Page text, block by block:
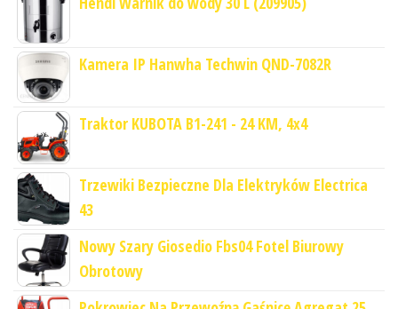
Kamera IP Hanwha Techwin QND-7082R
Traktor KUBOTA B1-241 - 24 KM, 4x4
Trzewiki Bezpieczne Dla Elektryków Electrica
43
Nowy Szary Giosedio Fbs04 Fotel Biurowy
Obrotowy